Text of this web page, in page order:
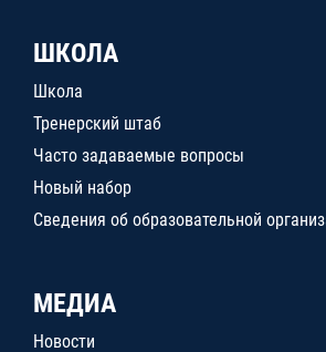
ШКОЛА
Школа
Тренерский штаб
Часто задаваемые вопросы
Новый набор
Сведения об образовательной
МЕДИА
Новости